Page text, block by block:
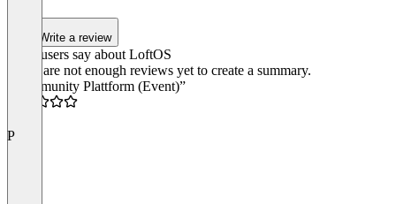
Write a review
What users say about LoftOS
There are not enough reviews yet to create a summary.
“Community Plattform (Event)”
P